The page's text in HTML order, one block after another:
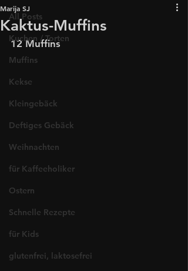
All Posts
Kuchen / Torten
Muffins
Kekse
Kleingebäck
Deftiges Gebäck
Weihnachten
für Kaffeeholiker
Ostern
Schnelle Rezepte
für Kids
glutenfrei, laktosefrei
Kaktus-Muffins
Marija SJ
12 Muffins